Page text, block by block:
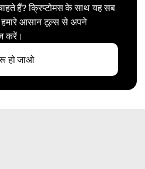
हैं? क्रिप्टोमस के साथ यह सब
आसान टूल्स से अपने
करें।
हो जाओ